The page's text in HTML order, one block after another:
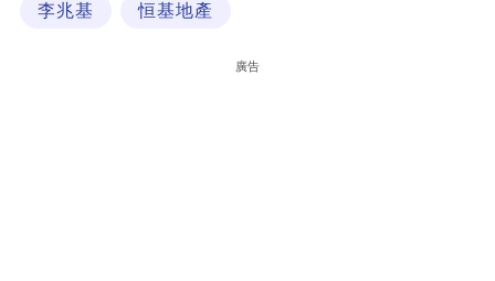
李兆基 恒基地產
廣告